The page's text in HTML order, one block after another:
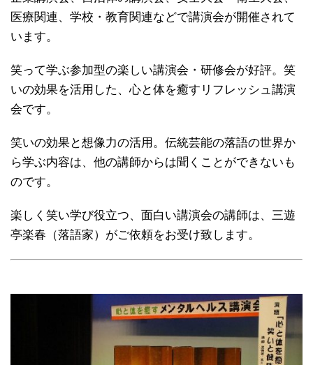
医療関連、学校・教育関連などで講演会が開催されて
います。
笑って学ぶ参加型の楽しい講演会・研修会が好評。笑
いの効果を活用した、心と体を癒すリフレッシュ講演
会です。
笑いの効果と想像力の活用。伝統芸能の落語の世界か
ら学ぶ内容は、他の講師からは聞くことができないも
のです。
楽しく笑い学び役立つ、面白い講演会の講師は、三遊
亭楽春（落語家）がご依頼をお受け致します。